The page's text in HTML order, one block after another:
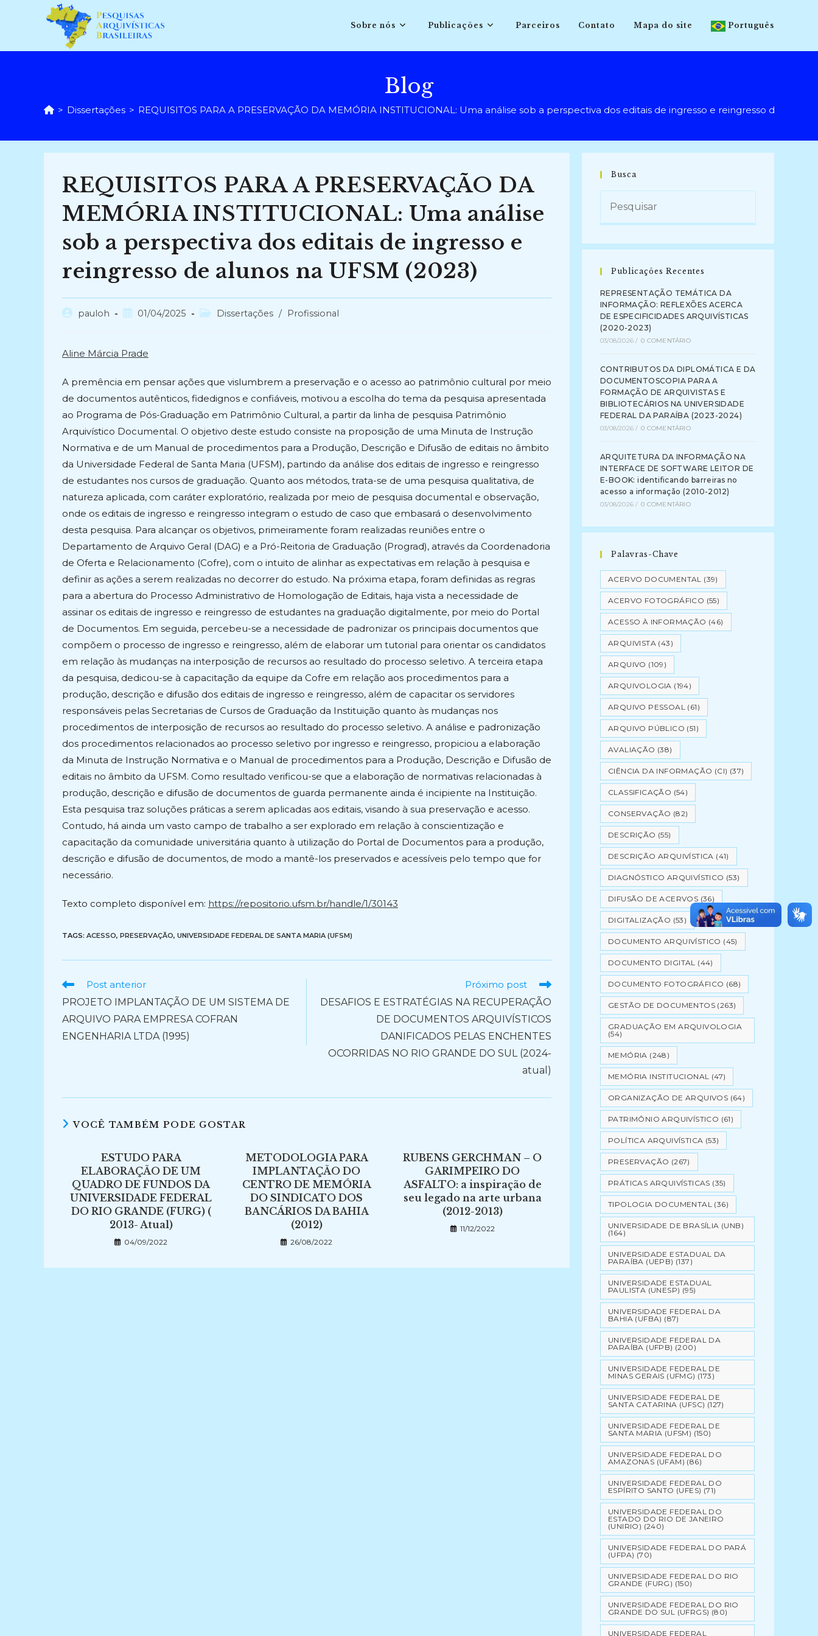
conteúdo
Sobre nós Publicações Parceiros Contato Mapa do site Português
Blog
> Dissertações > REQUISITOS PARA A PRESERVAÇÃO DA MEMÓRIA INSTITUCIONAL: Uma análise sob a perspectiva dos editais de ingresso e reingresso de alunos
REQUISITOS PARA A PRESERVAÇÃO DA
MEMÓRIA INSTITUCIONAL: Uma análise
sob a perspectiva dos editais de ingresso e
reingresso de alunos na UFSM (2023)
Autorpauloh
Post01/04/2025
Categoria
Dissertações / Profissional
Aline Márcia Prade
A premência em pensar ações que vislumbrem a preservação e o acesso ao patrimônio cultural por meio
de documentos autênticos, fidedignos e confiáveis, motivou a escolha do tema da pesquisa apresentada
ao Programa de Pós-Graduação em Patrimônio Cultural, a partir da linha de pesquisa Patrimônio
Arquivístico Documental. O objetivo deste estudo consiste na proposição de uma Minuta de Instrução
Normativa e de um Manual de procedimentos para a Produção, Descrição e Difusão de editais no âmbito
da Universidade Federal de Santa Maria (UFSM), partindo da análise dos editais de ingresso e reingresso
de estudantes nos cursos de graduação. Quanto aos métodos, trata-se de uma pesquisa qualitativa, de
natureza aplicada, com caráter exploratório, realizada por meio de pesquisa documental e observação,
onde os editais de ingresso e reingresso integram o estudo de caso que embasará o desenvolvimento
desta pesquisa. Para alcançar os objetivos, primeiramente foram realizadas reuniões entre o
Departamento de Arquivo Geral (DAG) e a Pró-Reitoria de Graduação (Prograd), através da Coordenadoria
de Oferta e Relacionamento (Cofre), com o intuito de alinhar as expectativas em relação à pesquisa e
definir as ações a serem realizadas no decorrer do estudo. Na próxima etapa, foram definidas as regras
para a abertura do Processo Administrativo de Homologação de Editais, haja vista a necessidade de
assinar os editais de ingresso e reingresso de estudantes na graduação digitalmente, por meio do Portal
de Documentos. Em seguida, percebeu-se a necessidade de padronizar os principais documentos que
compõem o processo de ingresso e reingresso, além de elaborar um tutorial para orientar os candidatos
em relação às mudanças na interposição de recursos ao resultado do processo seletivo. A terceira etapa
da pesquisa, dedicou-se à capacitação da equipe da Cofre em relação aos procedimentos para a
produção, descrição e difusão dos editais de ingresso e reingresso, além de capacitar os servidores
responsáveis pelas Secretarias de Cursos de Graduação da Instituição quanto às mudanças nos
procedimentos de interposição de recursos ao resultado do processo seletivo. A análise e padronização
dos procedimentos relacionados ao processo seletivo por ingresso e reingresso, propiciou a elaboração
da Minuta de Instrução Normativa e o Manual de procedimentos para a Produção, Descrição e Difusão de
editais no âmbito da UFSM. Como resultado verificou-se que a elaboração de normativas relacionadas à
produção, descrição e difusão de documentos de guarda permanente ainda é incipiente na Instituição.
Esta pesquisa traz soluções práticas a serem aplicadas aos editais, visando à sua preservação e acesso.
Contudo, há ainda um vasto campo de trabalho a ser explorado em relação à conscientização e
capacitação da comunidade universitária quanto à utilização do Portal de Documentos para a produção,
descrição e difusão de documentos, de modo a mantê-los preservados e acessíveis pelo tempo que for
necessário.
Texto completo disponível em: https://repositorio.ufsm.br/handle/1/30143
TAGS: ACESSO, PRESERVAÇÃO, UNIVERSIDADE FEDERAL DE SANTA MARIA (UFSM)
Ler
artigos
Post anterior
PROJETO IMPLANTAÇÃO DE UM SISTEMA DE
ARQUIVO PARA EMPRESA COFRAN
ENGENHARIA LTDA (1995)
Próximo post
DESAFIOS E ESTRATÉGIAS NA RECUPERAÇÃO
DE DOCUMENTOS ARQUIVÍSTICOS
DANIFICADOS PELAS ENCHENTES
OCORRIDAS NO RIO GRANDE DO SUL (2024-
atual)
VOCÊ TAMBÉM PODE GOSTAR
ESTUDO PARA
ELABORAÇÃO DE UM
QUADRO DE FUNDOS DA
UNIVERSIDADE FEDERAL
DO RIO GRANDE (FURG) (
2013- Atual)
04/09/2022
METODOLOGIA PARA
IMPLANTAÇÃO DO
CENTRO DE MEMÓRIA
DO SINDICATO DOS
BANCÁRIOS DA BAHIA
(2012)
26/08/2022
RUBENS GERCHMAN – O
GARIMPEIRO DO
ASFALTO: a inspiração de
seu legado na arte urbana
(2012-2013)
11/12/2022
Busca
Publicações Recentes
REPRESENTAÇÃO TEMÁTICA DA
INFORMAÇÃO: REFLEXÕES ACERCA
DE ESPECIFICIDADES ARQUIVÍSTICAS
(2020-2023)
03/08/2026 / 0 COMENTÁRIO
CONTRIBUTOS DA DIPLOMÁTICA E DA
DOCUMENTOSCOPIA PARA A
FORMAÇÃO DE ARQUIVISTAS E
BIBLIOTECÁRIOS NA UNIVERSIDADE
FEDERAL DA PARAÍBA (2023-2024)
03/08/2026 / 0 COMENTÁRIO
ARQUITETURA DA INFORMAÇÃO NA
INTERFACE DE SOFTWARE LEITOR DE
E-BOOK: identificando barreiras no
acesso a informação (2010-2012)
03/08/2026 / 0 COMENTÁRIO
Palavras-Chave
ACERVO DOCUMENTAL (39)
ACERVO FOTOGRÁFICO (55)
ACESSO À INFORMAÇÃO (46)
ARQUIVISTA (43)
ARQUIVO (109)
ARQUIVOLOGIA (194)
ARQUIVO PESSOAL (61)
ARQUIVO PÚBLICO (51)
AVALIAÇÃO (38)
CIÊNCIA DA INFORMAÇÃO (CI) (37)
CLASSIFICAÇÃO (54)
CONSERVAÇÃO (82)
DESCRIÇÃO (55)
DESCRIÇÃO ARQUIVÍSTICA (41)
DIAGNÓSTICO ARQUIVÍSTICO (53)
DIFUSÃO DE ACERVOS (36)
DIGITALIZAÇÃO (53)
DOCUMENTO ARQUIVÍSTICO (45)
DOCUMENTO DIGITAL (44)
DOCUMENTO FOTOGRÁFICO (68)
GESTÃO DE DOCUMENTOS (263)
GRADUAÇÃO EM ARQUIVOLOGIA
(54)
MEMÓRIA (248)
MEMÓRIA INSTITUCIONAL (47)
ORGANIZAÇÃO DE ARQUIVOS (64)
PATRIMÔNIO ARQUIVÍSTICO (61)
POLÍTICA ARQUIVÍSTICA (53)
PRESERVAÇÃO (267)
PRÁTICAS ARQUIVÍSTICAS (35)
TIPOLOGIA DOCUMENTAL (36)
UNIVERSIDADE DE BRASÍLIA (UNB)
(164)
UNIVERSIDADE ESTADUAL DA
PARAÍBA (UEPB) (137)
UNIVERSIDADE ESTADUAL
PAULISTA (UNESP) (95)
UNIVERSIDADE FEDERAL DA
BAHIA (UFBA) (87)
UNIVERSIDADE FEDERAL DA
PARAÍBA (UFPB) (200)
UNIVERSIDADE FEDERAL DE
MINAS GERAIS (UFMG) (173)
UNIVERSIDADE FEDERAL DE
SANTA CATARINA (UFSC) (127)
UNIVERSIDADE FEDERAL DE
SANTA MARIA (UFSM) (150)
UNIVERSIDADE FEDERAL DO
AMAZONAS (UFAM) (86)
UNIVERSIDADE FEDERAL DO
ESPÍRITO SANTO (UFES) (71)
UNIVERSIDADE FEDERAL DO
ESTADO DO RIO DE JANEIRO
(UNIRIO) (240)
UNIVERSIDADE FEDERAL DO PARÁ
(UFPA) (70)
UNIVERSIDADE FEDERAL DO RIO
GRANDE (FURG) (150)
UNIVERSIDADE FEDERAL DO RIO
GRANDE DO SUL (UFRGS) (80)
UNIVERSIDADE FEDERAL